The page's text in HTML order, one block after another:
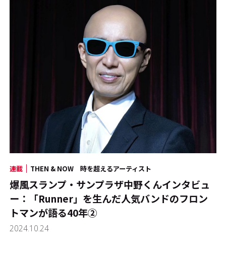
連載 THEN & NOW 時を超えるアーティスト
爆風スランプ・サンプラザ中野くんインタビュ
ー：「Runner」を生んだ人気バンドのフロン
トマンが語る40年②
2024.10.24